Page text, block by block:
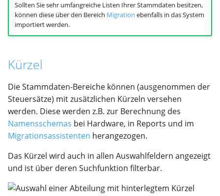
Sollten Sie sehr umfangreiche Listen Ihrer Stammdaten besitzen,
können diese über den Bereich Migration ebenfalls in das System
importiert werden.
Kürzel
Die Stammdaten-Bereiche können (ausgenommen der
Steuersätze) mit zusätzlichen Kürzeln versehen
werden. Diese werden z.B. zur Berechnung des
Namensschemas bei Hardware, in Reports und im
Migrationsassistenten herangezogen.
Das Kürzel wird auch in allen Auswahlfeldern angezeigt
und ist über deren Suchfunktion filterbar.